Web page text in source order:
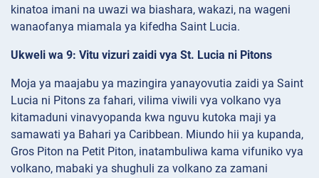
kinatoa imani na uwazi wa biashara, wakazi, na wageni
wanaofanya miamala ya kifedha Saint Lucia.
Ukweli wa 9: Vitu vizuri zaidi vya St. Lucia ni Pitons
Moja ya maajabu ya mazingira yanayovutia zaidi ya Saint
Lucia ni Pitons za fahari, vilima viwili vya volkano vya
kitamaduni vinavyopanda kwa nguvu kutoka maji ya
samawati ya Bahari ya Caribbean. Miundo hii ya kupanda,
Gros Piton na Petit Piton, inatambuliwa kama vifuniko vya
volkano, mabaki ya shughuli za volkano za zamani